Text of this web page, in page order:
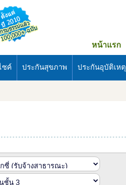
หน้าแรก
ซค์ ประกันสุขภาพ ประกันอุบัติเหตุ